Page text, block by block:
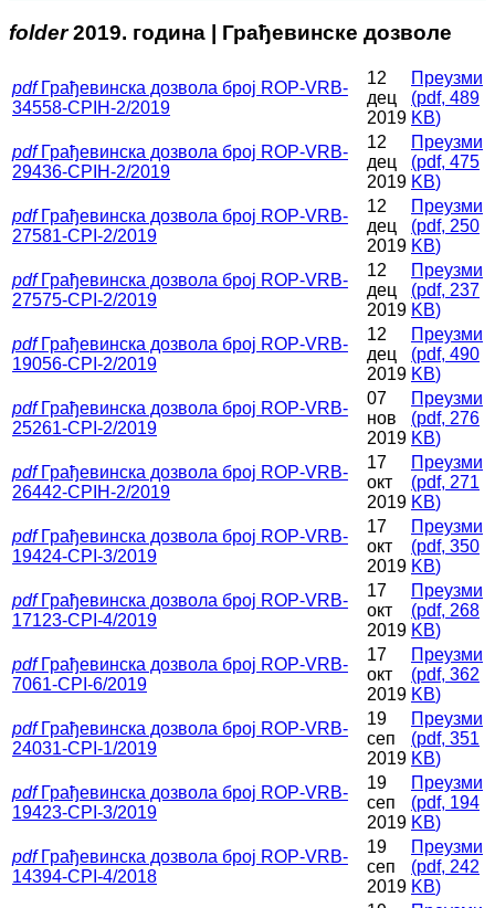
folder 2019. година | Грађевинске дозволе
pdf Грађевинска дозвола број ROP-VRB-
34558-CPIH-2/2019
12
дец
2019
Преузми
(pdf, 489
KB)
pdf Грађевинска дозвола број ROP-VRB-
29436-CPIH-2/2019
12
дец
2019
Преузми
(pdf, 475
KB)
pdf Грађевинска дозвола број ROP-VRB-
27581-CPI-2/2019
12
дец
2019
Преузми
(pdf, 250
KB)
pdf Грађевинска дозвола број ROP-VRB-
27575-CPI-2/2019
12
дец
2019
Преузми
(pdf, 237
KB)
pdf Грађевинска дозвола број ROP-VRB-
19056-CPI-2/2019
12
дец
2019
Преузми
(pdf, 490
KB)
pdf Грађевинска дозвола број ROP-VRB-
25261-CPI-2/2019
07
нов
2019
Преузми
(pdf, 276
KB)
pdf Грађевинска дозвола број ROP-VRB-
26442-CPIH-2/2019
17
окт
2019
Преузми
(pdf, 271
KB)
pdf Грађевинска дозвола број ROP-VRB-
19424-CPI-3/2019
17
окт
2019
Преузми
(pdf, 350
KB)
pdf Грађевинска дозвола број ROP-VRB-
17123-CPI-4/2019
17
окт
2019
Преузми
(pdf, 268
KB)
pdf Грађевинска дозвола број ROP-VRB-
7061-CPI-6/2019
17
окт
2019
Преузми
(pdf, 362
KB)
pdf Грађевинска дозвола број ROP-VRB-
24031-CPI-1/2019
19
сеп
2019
Преузми
(pdf, 351
KB)
pdf Грађевинска дозвола број ROP-VRB-
19423-CPI-3/2019
19
сеп
2019
Преузми
(pdf, 194
KB)
pdf Грађевинска дозвола број ROP-VRB-
14394-CPI-4/2018
19
сеп
2019
Преузми
(pdf, 242
KB)